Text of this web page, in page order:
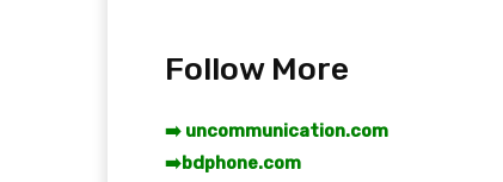
Follow More
➡️ uncommunication.com
➡️bdphone.com